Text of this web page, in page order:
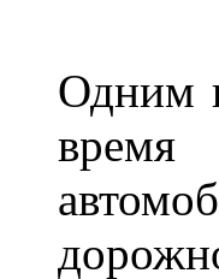
Одним
время